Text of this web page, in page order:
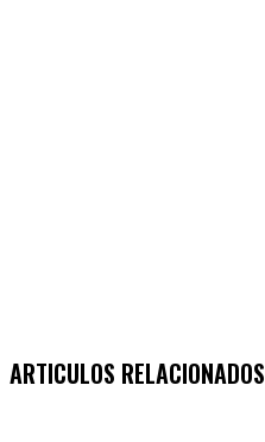
ARTICULOS RELACIONADOS